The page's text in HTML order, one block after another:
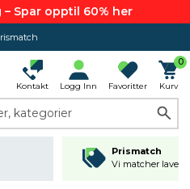
Spar opptil 60% her
Kontakt Logg Inn Favoritter
0
Kurv
kategorier
Prismatch
Vi matcher